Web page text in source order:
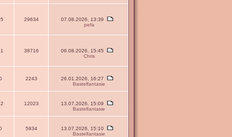
29634
07.08.2026, 13:39
pefa
38716
06.08.2026, 15:45
Chris
2243
26.01.2026, 16:27
Bastelfantasie
12023
13.07.2026, 15:09
Bastelfantasie
5934
13.07.2026, 15:10
Bastelfantasie